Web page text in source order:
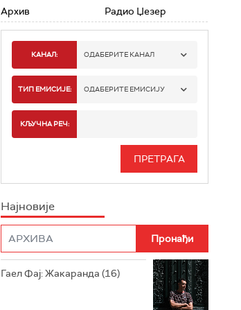
Архив Радио Џезер
КАНАЛ: ОДАБЕРИТЕ КАНАЛ
РАДИО БЕОГРАД 1
РАДИО БЕОГРАД 3
РАДИО РОКЕНРОЛЕР
РАДИО ЏУБОКС
РАДИО ВРТЕШКА
ТИП ЕМИСИЈЕ: ОДАБЕРИТЕ ЕМИСИЈУ
ИНФО
КЉУЧНА РЕЧ:
Најновије
Гаел Фај: Жакаранда (16)